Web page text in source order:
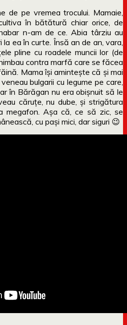
de pe vremea trocului. Mamaie,
în bătătură chiar orice, de
n-am de ce. Abia târziu au
ea în curte. Însă an de an, vara,
pline cu roadele muncii lor (de
contra marfă care se făcea
Mama își amintește că și mai
bulgarii cu legume pe care,
în Bărăgan nu era obișnuit să le
căruțe, nu dube, și strigătura
megafon. Așa că, ce să zic, se
cu pași mici, dar siguri 😉